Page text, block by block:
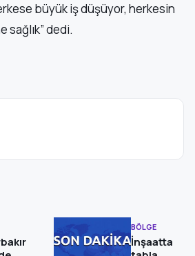
büyük iş düşüyor, herkesin
sağlık” dedi.
BÖLGE
İnşaatta